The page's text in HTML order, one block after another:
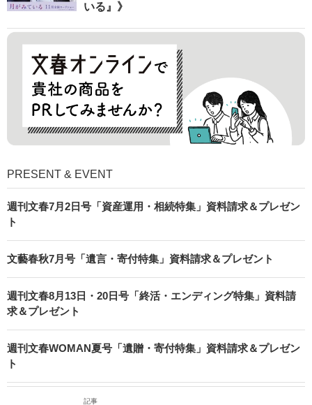
いる』》
PRESENT & EVENT
週刊文春7月2日号「資産運用・相続特集」資料請求＆プレゼン
ト
文藝春秋7月号「遺言・寄付特集」資料請求＆プレゼント
週刊文春8月13日・20日号「終活・エンディング特集」資料請
求＆プレゼント
週刊文春WOMAN夏号「遺贈・寄付特集」資料請求＆プレゼン
ト
記事